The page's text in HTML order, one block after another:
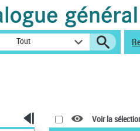
Tout
Voir la